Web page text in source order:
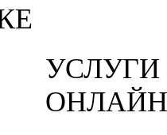
УСЛУГИ
ОНЛАЙН